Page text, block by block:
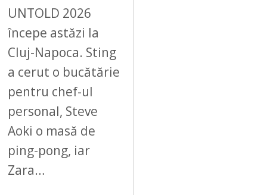
UNTOLD 2026
începe astăzi la
Cluj-Napoca. Sting
a cerut o bucătărie
pentru chef-ul
personal, Steve
Aoki o masă de
ping-pong, iar
Zara…